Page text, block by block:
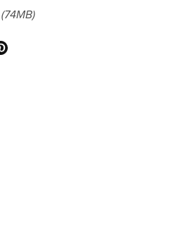
(74MB)